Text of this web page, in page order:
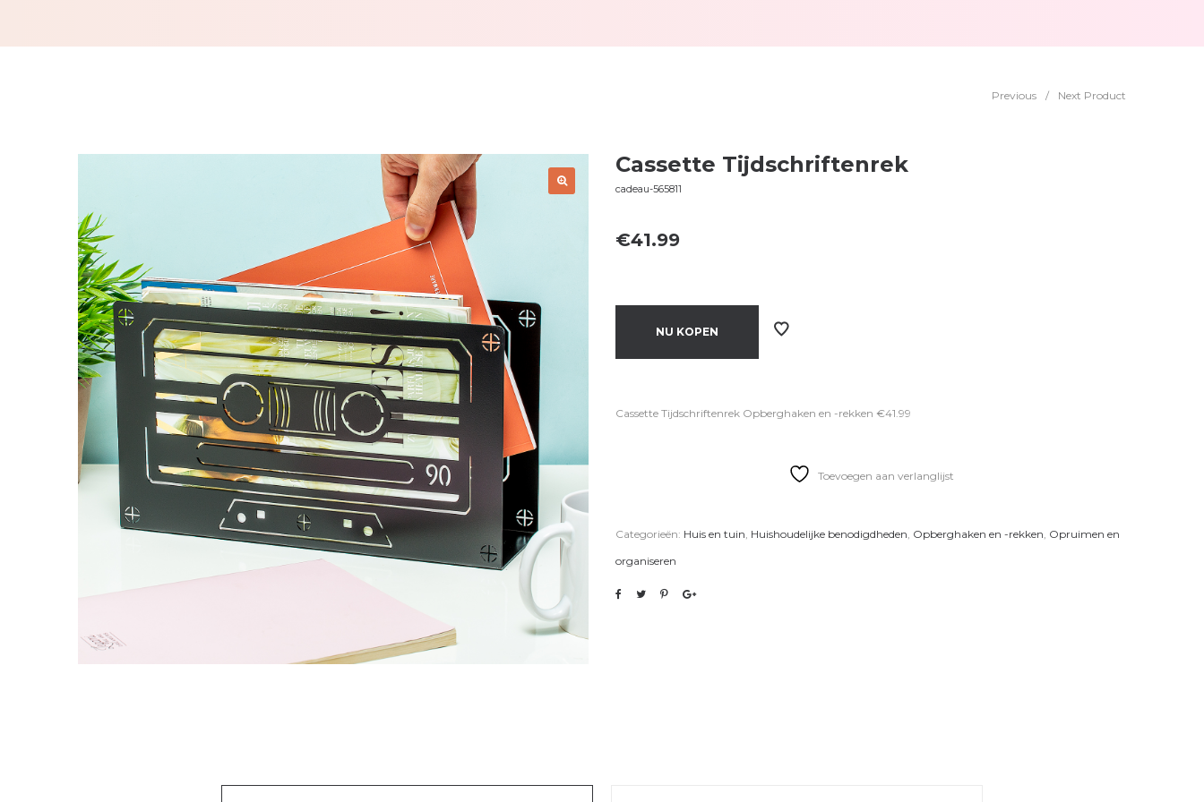
Previous / Next Product
Cassette Tijdschriftenrek
cadeau-565811
€41.99
NU KOPEN
Cassette Tijdschriftenrek Opberghaken en -rekken €41.99
Toevoegen aan verlanglijst
Categorieën: Huis en tuin, Huishoudelijke benodigdheden, Opberghaken en -rekken, Opruimen en
organiseren